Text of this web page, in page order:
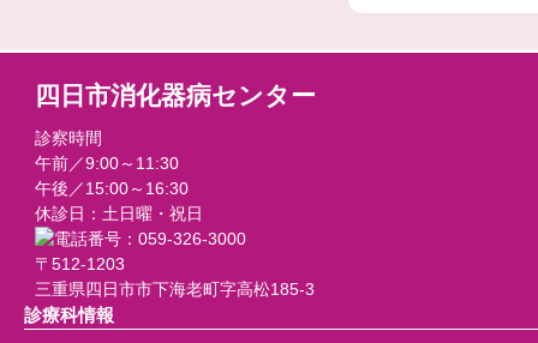
四日市消化器病センター
診察時間
午前／9:00～11:30
午後／15:00～16:30
休診日：土日曜・祝日
〒512-1203
三重県四日市市下海老町字高松185-3
診療科情報